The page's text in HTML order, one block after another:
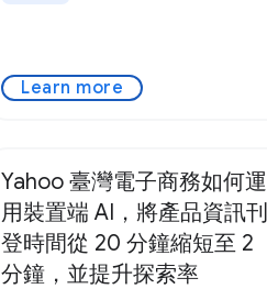
Learn more
Yahoo 臺灣電子商務如何運
用裝置端 AI，將產品資訊刊
登時間從 20 分鐘縮短至 2
分鐘，並提升探索率